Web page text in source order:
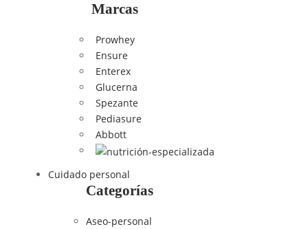
Marcas
Prowhey
Ensure
Enterex
Glucerna
Spezante
Pediasure
Abbott
Cuidado personal
Categorías
Aseo-personal